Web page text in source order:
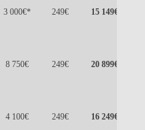
3 000€* 249€ 15 149€
8 750€ 249€ 20 899€
4 100€ 249€ 16 249€